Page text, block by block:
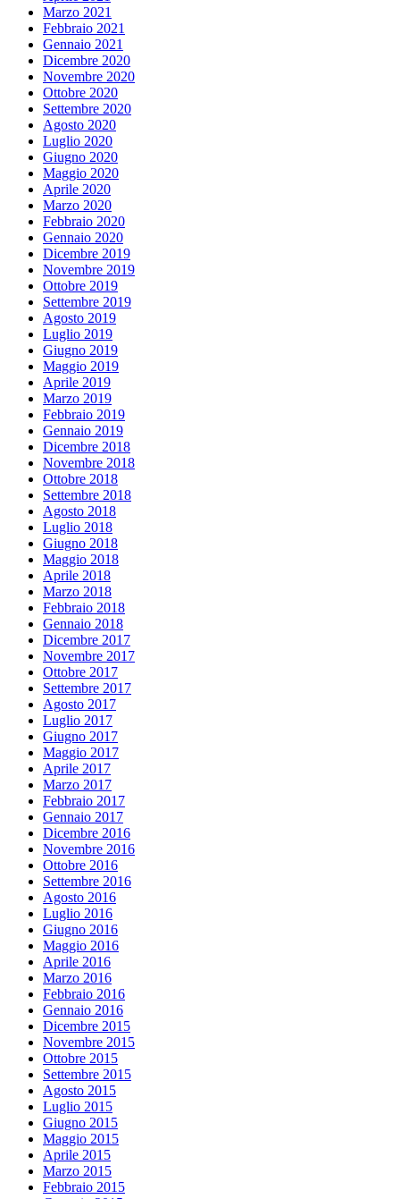
Marzo 2021
Febbraio 2021
Gennaio 2021
Dicembre 2020
Novembre 2020
Ottobre 2020
Settembre 2020
Agosto 2020
Luglio 2020
Giugno 2020
Maggio 2020
Aprile 2020
Marzo 2020
Febbraio 2020
Gennaio 2020
Dicembre 2019
Novembre 2019
Ottobre 2019
Settembre 2019
Agosto 2019
Luglio 2019
Giugno 2019
Maggio 2019
Aprile 2019
Marzo 2019
Febbraio 2019
Gennaio 2019
Dicembre 2018
Novembre 2018
Ottobre 2018
Settembre 2018
Agosto 2018
Luglio 2018
Giugno 2018
Maggio 2018
Aprile 2018
Marzo 2018
Febbraio 2018
Gennaio 2018
Dicembre 2017
Novembre 2017
Ottobre 2017
Settembre 2017
Agosto 2017
Luglio 2017
Giugno 2017
Maggio 2017
Aprile 2017
Marzo 2017
Febbraio 2017
Gennaio 2017
Dicembre 2016
Novembre 2016
Ottobre 2016
Settembre 2016
Agosto 2016
Luglio 2016
Giugno 2016
Maggio 2016
Aprile 2016
Marzo 2016
Febbraio 2016
Gennaio 2016
Dicembre 2015
Novembre 2015
Ottobre 2015
Settembre 2015
Agosto 2015
Luglio 2015
Giugno 2015
Maggio 2015
Aprile 2015
Marzo 2015
Febbraio 2015